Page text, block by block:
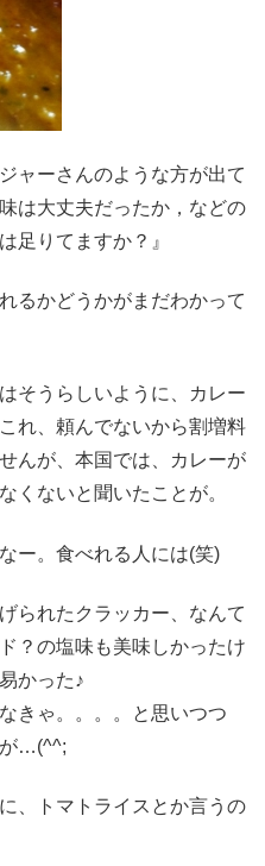
ャーさんのような方が出て
は大丈夫だったか，などの
足りてますか？』
るかどうかがまだわかって
そうらしいように、カレー
れ、頼んでないから割増料
んが、本国では、カレーが
くないと聞いたことが。
ー。食べれる人には(笑)
られたクラッカー、なんて
？の塩味も美味しかったけ
易かった♪
きゃ。。。。と思いつつ
が…(^^;
、トマトライスとか言うの